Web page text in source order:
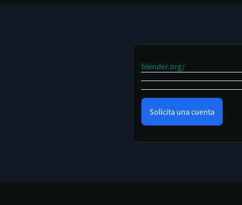
blender.org/
Solicita una cuenta